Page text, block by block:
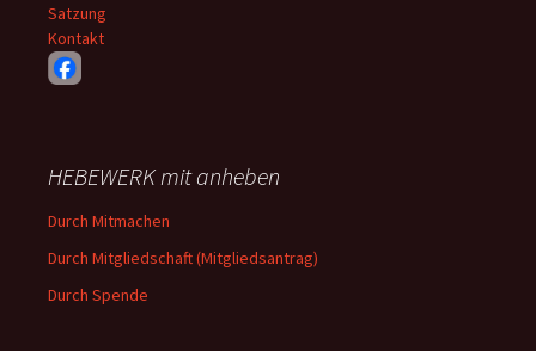
Satzung
Kontakt
HEBEWERK mit anheben
Durch Mitmachen
Durch Mitgliedschaft (Mitgliedsantrag)
Durch Spende